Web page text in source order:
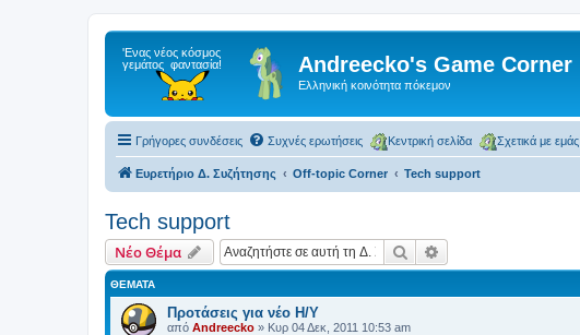
Andreecko's Game Corner
Ελληνική κοινότητα πόκεμον
Γρήγορες συνδέσεις Συχνές ερωτήσεις Κεντρική σελίδα Σχετικά με εμάς
Ευρετήριο Δ. Συζήτησης Off-topic Corner Tech support
Tech support
Νέο Θέμα Αναζήτηση
ΘΈΜΑΤΑ
Προτάσεις για νέο Η/Υ
από Andreecko » Κυρ 04 Δεκ, 2011 10:53 am